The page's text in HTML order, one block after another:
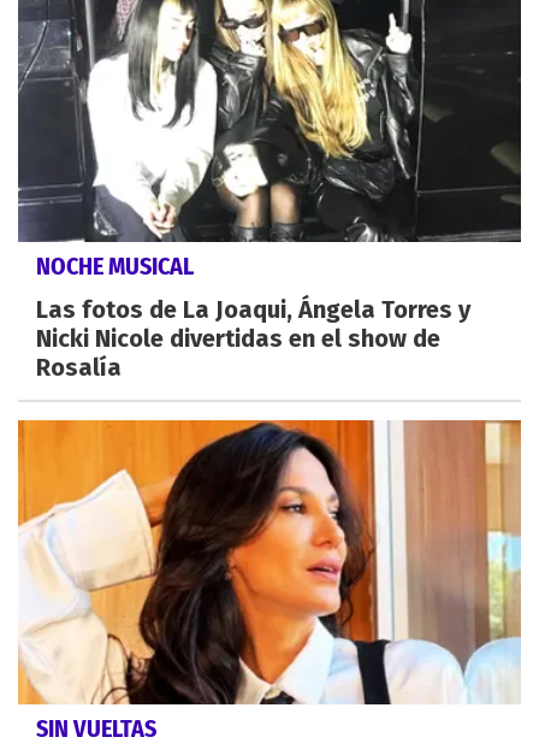
NOCHE MUSICAL
Las fotos de La Joaqui, Ángela Torres y
Nicki Nicole divertidas en el show de
Rosalía
SIN VUELTAS